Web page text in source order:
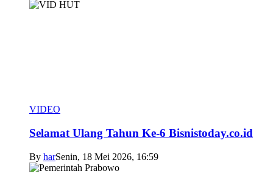
VIDEO
Selamat Ulang Tahun Ke-6 Bisnistoday.co.id
By harSenin, 18 Mei 2026, 16:59